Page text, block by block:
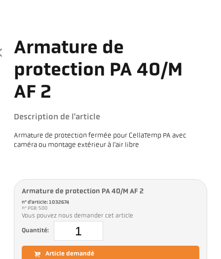
Armature de
protection PA 40/M
AF 2
Description de l'article
Armature de protection fermée pour CellaTemp PA avec
caméra ou montage extérieur à l'air libre
Armature de protection PA 40/M AF 2
n° d'article: 1032674
n° PGB: 500
Vous pouvez nous demander cet article
Quantité:
Article demandé